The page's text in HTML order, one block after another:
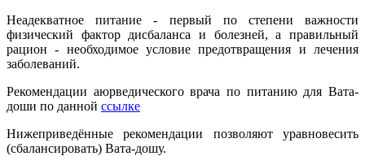
Неадекватное питание - первый по степени важности
физический фактор дисбаланса и болезней, а правильный
рацион - необходимое условие предотвращения и лечения
заболеваний.
Рекомендации аюрведического врача по питанию для Вата-
доши по данной ссылке
Нижеприведённые рекомендации позволяют уравновесить
(сбалансировать) Вата-дошу.